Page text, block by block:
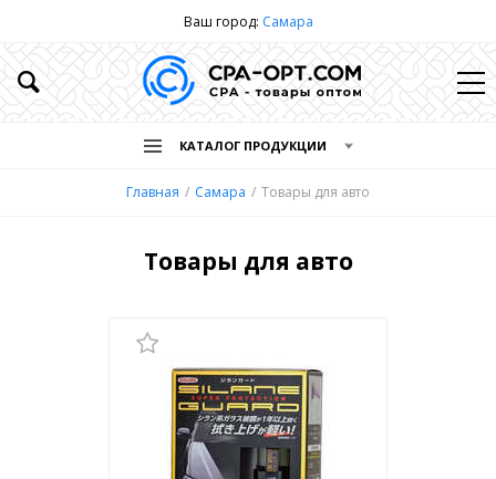
Ваш город: Самара
КАТАЛОГ ПРОДУКЦИИ
Главная Самара Товары для авто
Товары для авто